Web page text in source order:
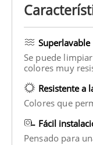
Superlavable
Se puede
colores muy
Resistente a
Colores que
Fácil
Pensado para